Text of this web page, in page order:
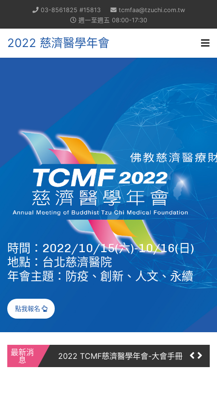
03-8561825 #15813
tcmfaa@tzuchi.com.tw
週一至週五 08:00-17:30
2022 慈濟醫學年會
時間：2022/10/15(六)-10/16(日)
地點：台北慈濟醫院
年會主題：防疫、創新、人文、永續
點我報名
最新消
息
2022醫學年會活動照片
2022 TCMF慈濟醫學年會-大會手冊